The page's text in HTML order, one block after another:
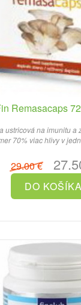
Remasacaps
ustricová na imunitu a
70% viac hlivy v
29.00 €